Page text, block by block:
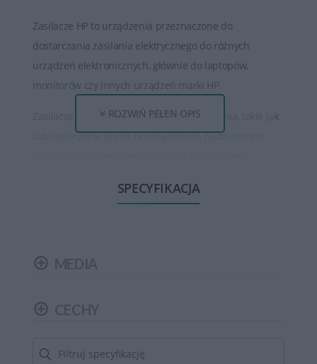
Zasilacze HP to urządzenia przeznaczone do
dostarczania zasilania elektrycznego do różnych
urządzeń elektronicznych, głównie do laptopów,
monitorów czy innych urządzeń marki HP.
Zasilacze HP często posiadają zabezpieczenia, takie jak
zabezpieczenie przed przeciążeniem, nadmiernym
Oryginalne zasilacze HP są zoptymalizowane i
odpowiednie parametry zasilania, co zapewnia stabilną
Zasilacze przeznaczone do laptopów są zazwyczaj
z urządzeniem. Wiele zasilaczy ma kompaktowe
ROZWIŃ PEŁEN OPIS
SPECYFIKACJA